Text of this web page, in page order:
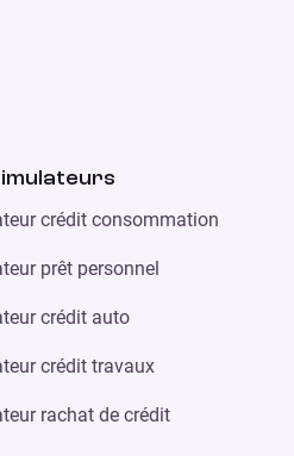
crédit consommation
prêt personnel
crédit auto
crédit travaux
rachat de crédit